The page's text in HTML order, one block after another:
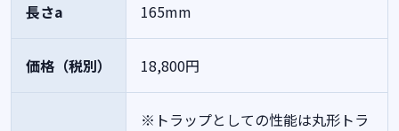
長さa 165mm
価格（税別） 18,800円
※トラップとしての性能は丸形トラ